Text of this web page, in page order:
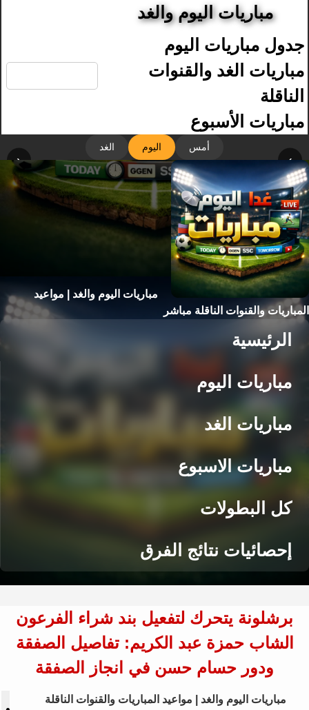
مباريات اليوم والغد
جدول مباريات اليوم
مباريات الغد والقنوات
الناقلة
مباريات الأسبوع
أمس اليوم الغد
‹ ›
مباريات اليوم والغد | مواعيد
المباريات والقنوات الناقلة مباشر
الرئيسية
مباريات اليوم
مباريات الغد
مباريات الاسبوع
كل البطولات
إحصائيات نتائج الفرق
برشلونة يتحرك لتفعيل بند شراء الفرعون
الشاب حمزة عبد الكريم: تفاصيل الصفقة
ودور حسام حسن في انجاز الصفقة
مباريات اليوم والغد | مواعيد المباريات والقنوات الناقلة